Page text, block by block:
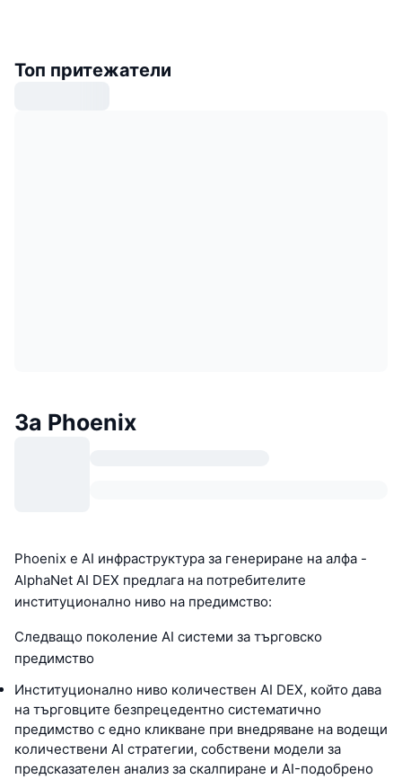
Топ притежатели
За Phoenix
Phoenix е AI инфраструктура за генериране на алфа -
AlphaNet AI DEX предлага на потребителите
институционално ниво на предимство:
Следващо поколение AI системи за търговско
предимство
Институционално ниво количествен AI DEX, който дава
на търговците безпрецедентно систематично
предимство с едно кликване при внедряване на водещи
количествени AI стратегии, собствени модели за
предсказателен анализ за скалпиране и AI-подобрено